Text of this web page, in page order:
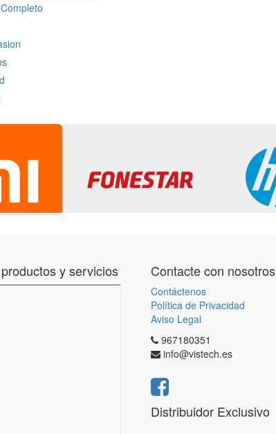
y servicios Contacte con nosotros
Contáctenos
Política de Privacidad
Aviso Legal
967180351
info@vistech.es
Distribuidor Exclusivo